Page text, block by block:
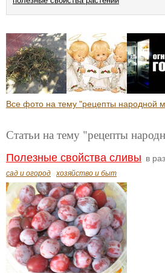
Все фото на тему "рецепты народной
Статьи на тему "рецепты
Полезные свойства сливы в
сад и огород хозяйство и быт